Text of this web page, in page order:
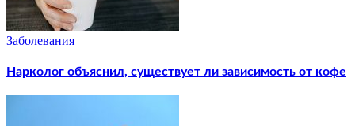
Заболевания
Нарколог объяснил, существует ли зависимость от кофе